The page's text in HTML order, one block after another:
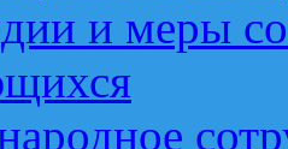
и меры